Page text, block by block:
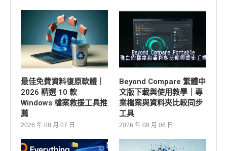
最佳免費資料復原軟體｜
2026 精選 10 款
Windows 檔案救援工具推
薦
2026 年 08 月 07 日
Beyond Compare 繁體中
文版下載與使用教學｜專
業檔案與資料夾比較同步
工具
2026 年 08 月 06 日